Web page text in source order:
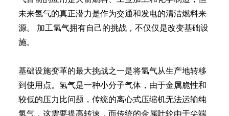
未来氢气的真正潜力是作为交通和发电的清洁燃料来
源。 加工氢气拥有自己的挑战，不仅仅是改变基础设
施。
基础设施变革的最大挑战之一是将氢气从生产地转移
到使用点。氢气是一种小分子气体，由于金属脆性和
较低的压力比问题，传统的离心式压缩机无法运输纯
氢气，这需要提高转速，而传统的金属叶轮由于尖端